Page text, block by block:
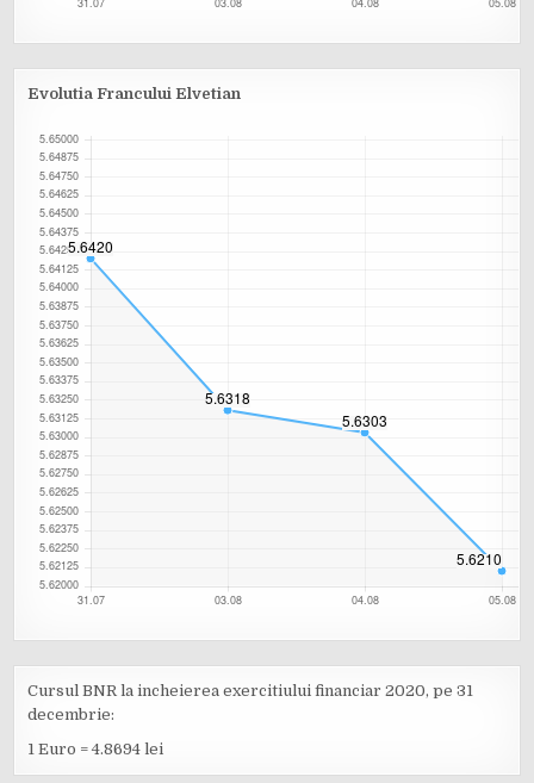
Evolutia Francului Elvetian
Cursul BNR la incheierea exercitiului financiar 2020, pe 31
decembrie:
1 Euro = 4.8694 lei